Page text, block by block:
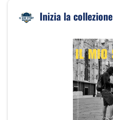
Inizia la collezione